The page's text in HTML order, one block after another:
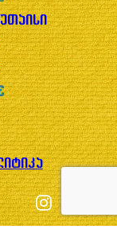
Instagram